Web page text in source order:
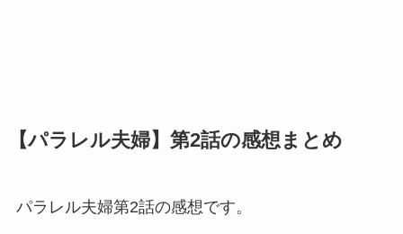
【パラレル夫婦】第2話の感想まとめ
パラレル夫婦第2話の感想です。